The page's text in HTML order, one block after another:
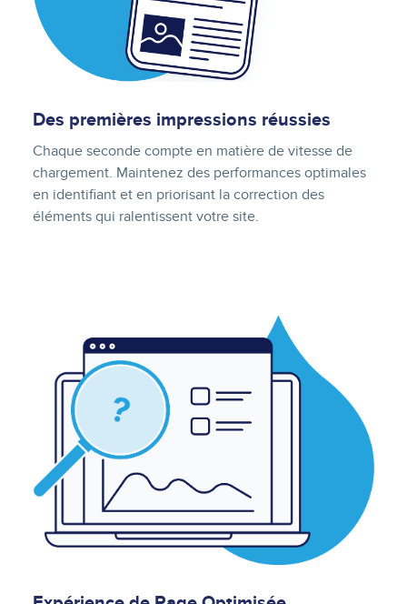
Des premières impressions réussies
Chaque seconde compte en matière de vitesse de
chargement. Maintenez des performances optimales
en identifiant et en priorisant la correction des
éléments qui ralentissent votre site.